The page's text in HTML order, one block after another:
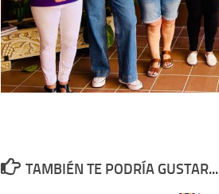
TAMBIÉN TE PODRÍA GUSTAR...